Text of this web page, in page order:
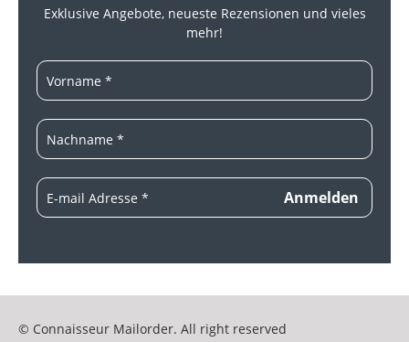
Exklusive Angebote, neueste Rezensionen und vieles
mehr!
© Connaisseur Mailorder. All right reserved